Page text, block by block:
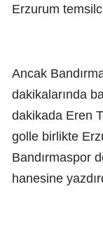
Erzurum
Ancak
dakikalarında
dakikada Eren
golle birlikte
Bandırmaspor
hanesine